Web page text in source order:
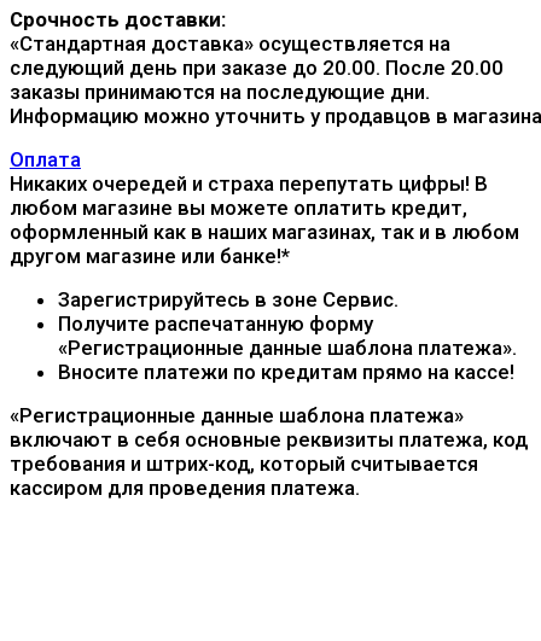
Срочность доставки:
«Стандартная доставка» осуществляется на
следующий день при заказе до 20.00. После 20.00
заказы принимаются на последующие дни.
Информацию можно уточнить у продавцов в
Оплата
Никаких очередей и страха перепутать цифры! В
любом магазине вы можете оплатить кредит,
оформленный как в наших магазинах, так и в любом
другом магазине или банке!*
Зарегистрируйтесь в зоне Сервис.
Получите распечатанную форму
«Регистрационные данные шаблона платежа».
Вносите платежи по кредитам прямо на кассе!
«Регистрационные данные шаблона платежа»
включают в себя основные реквизиты платежа, код
требования и штрих-код, который считывается
кассиром для проведения платежа.